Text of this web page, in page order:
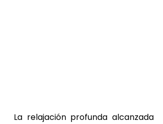
La relajación profunda alcanzada